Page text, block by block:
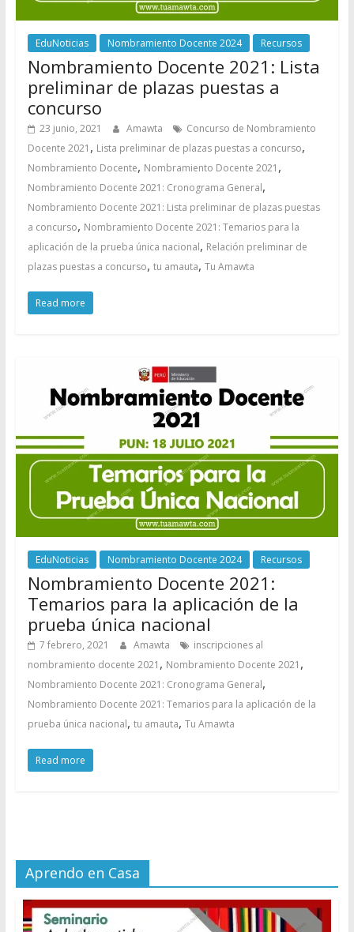
EduNoticias Nombramiento Docente 2024 Recursos
Nombramiento Docente 2021: Lista
preliminar de plazas puestas a
concurso
23 junio, 2021 Amawta
Concurso de Nombramiento
Docente 2021 , Lista preliminar de plazas puestas a concurso,
Nombramiento Docente, Nombramiento Docente 2021 ,
Nombramiento Docente 2021: Cronograma General,
Nombramiento Docente 2021: Lista preliminar de plazas puestas
a concurso, Nombramiento Docente 2021: Temarios para la
aplicación de la prueba única nacional, Relación preliminar de
plazas puestas a concurso, tu amauta, Tu Amawta
Read more
EduNoticias Nombramiento Docente 2024 Recursos
Nombramiento Docente 2021:
Temarios para la aplicación de la
prueba única nacional
7 febrero, 2021 Amawta
inscripciones al
nombramiento docente 2021 , Nombramiento Docente 2021 ,
Nombramiento Docente 2021: Cronograma General,
Nombramiento Docente 2021: Temarios para la aplicación de la
prueba única nacional, tu amauta, Tu Amawta
Read more
Aprendo en Casa